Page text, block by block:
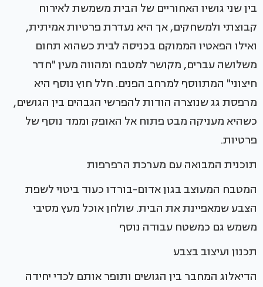
בין שני גושיו האחוריים של הבית משמשת לאירוח
קבוצתי ולמשחקים, אך היא נעדרת פרטיות אמיתית,
ואילו הפאטיו הממוקם בכניסה לבית כשהוא תחום
משלושה עברים, מקושר למטבח ומהווה מעין "חדר
חיצוני" המתווסף למרחב הפנים. חלל חוץ נוסף היא
מרפסת גג שנוצרה הודות להפרשי הגבהים בין הגושים,
כשהיא מעניקה מבט פתוח אל האופק וממד נוסף של
פרטיות.
תוכנית המבואה עם מערכת הרפרפות
המטבח המעוצב בגון אדום-בורדו כעוד ביטוי לשפת
הצבע שמאפיינת את הבית. שולחן אוכל מעץ מסיבי
משמש גם כמשטח עבודה נוסף
תכנון ועיצוב בצבע
הדיאלוג המחבר בין הגושים ותופר אותם לכדי יחידה